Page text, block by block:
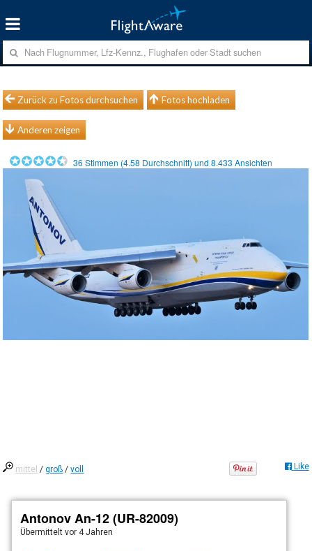
Zurück zu Fotos durchsuchen Fotos hochladen
Anderen zeigen
36 Stimmen (4.58 Durchschnitt) und8.433 Ansichten
mittel /groß /voll Like
Antonov An-12 (UR-82009)
Übermitteltvor 4 Jahren